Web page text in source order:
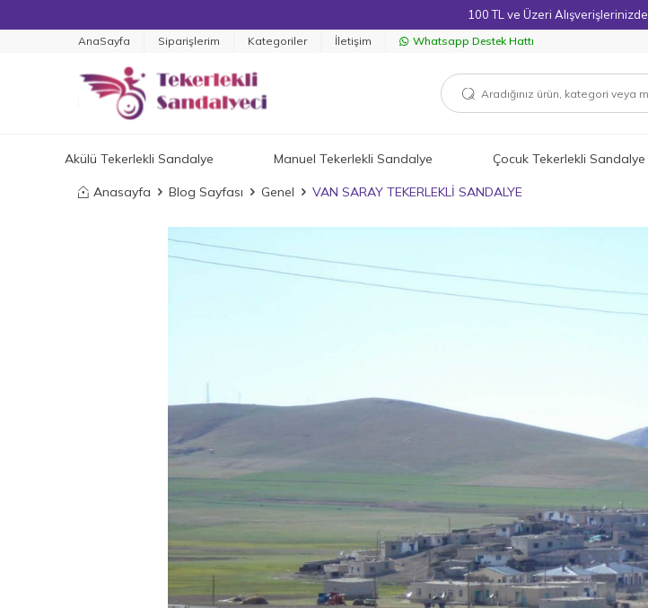
100 TL ve Üzeri Alışverişlerinizde
AnaSayfa Siparişlerim Kategoriler İletişim Whatsapp Destek Hattı
Akülü Tekerlekli Sandalye Manuel Tekerlekli Sandalye Çocuk Tekerlekli Sandalye
Anasayfa Blog Sayfası Genel VAN SARAY TEKERLEKLİ SANDALYE